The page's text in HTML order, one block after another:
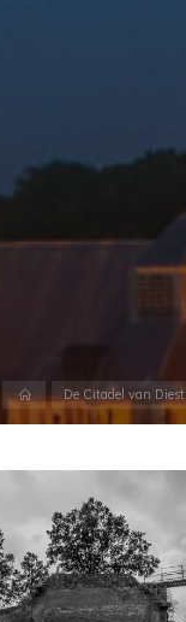
HomeDe Citadel van Diest